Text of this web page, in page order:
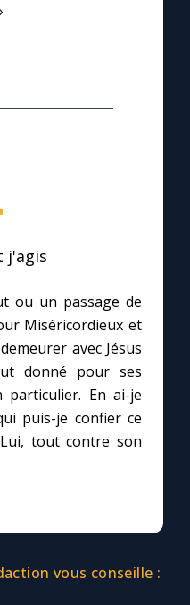
j'agis
ou un passage de
Miséricordieux et
avec Jésus
donné pour ses
En ai-je
puis-je confier ce
tout contre son
vous conseille :